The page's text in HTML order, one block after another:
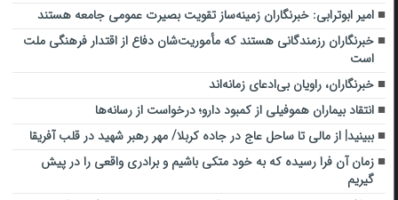
امیر ابوترابی: خبرنگاران زمینه‌ساز تقویت بصیرت عمومی جامعه هستند
خبرنگاران رزمندگانی هستند که مأموریت‌شان دفاع از اقتدار فرهنگی ملت
است
خبرنگاران، راویان بی‌ادعای زمانه‌اند
انتقاد بیماران هموفیلی از کمبود دارو؛ درخواست از رسانه‌ها
ببینید| از مالی تا ساحل عاج در جاده کربلا/ مهر رهبر شهید در قلب آفریقا
زمان آن فرا رسیده که به خود متکی باشیم و برادری واقعی را در پیش
گیریم